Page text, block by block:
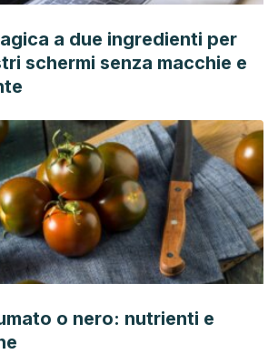
a due ingredienti per
schermi senza macchie e
o nero: nutrienti e